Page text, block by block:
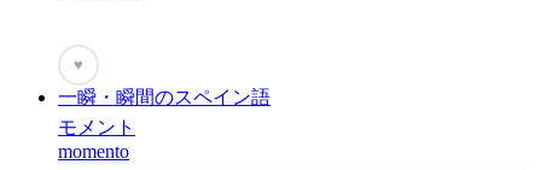
♥
一瞬・瞬間のスペイン語
モメント
momento